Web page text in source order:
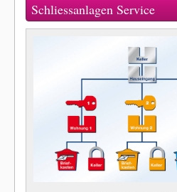
Schliessanlagen Service